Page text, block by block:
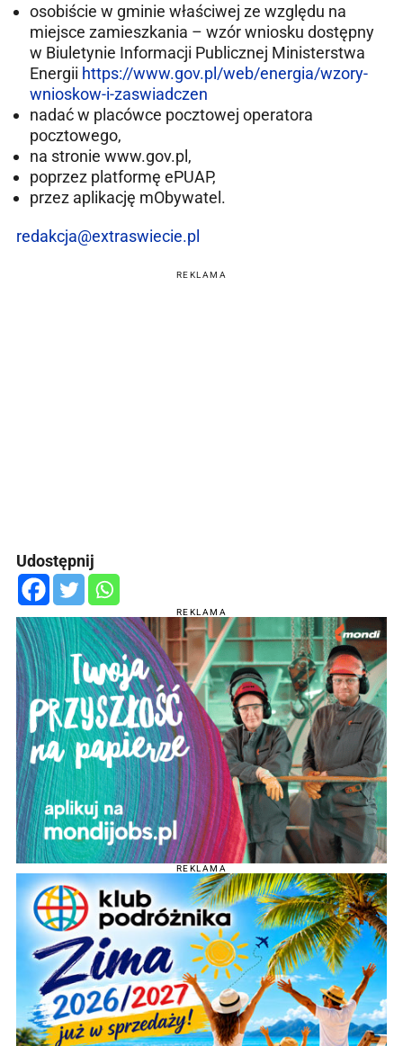
osobiście w gminie właściwej ze względu na
miejsce zamieszkania – wzór wniosku dostępny
w Biuletynie Informacji Publicznej Ministerstwa
Energii https://www.gov.pl/web/energia/wzory-
wnioskow-i-zaswiadczen
nadać w placówce pocztowej operatora
pocztowego,
na stronie www.gov.pl,
poprzez platformę ePUAP,
przez aplikację mObywatel.
redakcja@extraswiecie.pl
REKLAMA
Udostępnij
REKLAMA
REKLAMA